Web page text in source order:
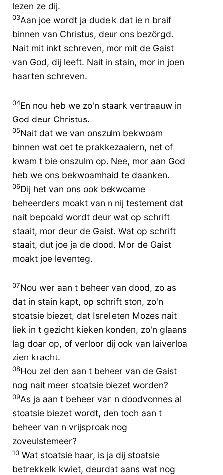
lezen ze dij.
03Aan joe wordt ja dudelk dat ie n braif
binnen van Christus, deur ons bezörgd.
Nait mit inkt schreven, mor mit de Gaist
van God, dij leeft. Nait in stain, mor in joen
haarten schreven.
04En nou heb we zo'n staark vertraauw in
God deur Christus.
05Nait dat we van onszulm bekwoam
binnen wat oet te prakkezaaiern, net of
kwam t bie onszulm op. Nee, mor aan God
heb we ons bekwoamhaid te daanken.
06Dij het van ons ook bekwoame
beheerders moakt van n nij testement dat
nait bepoald wordt deur wat op schrift
staait, mor deur de Gaist. Wat op schrift
staait, dut joe ja de dood. Mor de Gaist
moakt joe leventeg.
07Nou wer aan t beheer van dood, zo as
dat in stain kapt, op schrift ston, zo'n
stoatsie biezet, dat Isrelieten Mozes nait
liek in t gezicht kieken konden, zo'n glaans
lag doar op, of verloor dij ook van laiverloa
zien kracht.
08Hou zel den aan t beheer van de Gaist
nog nait meer stoatsie biezet worden?
09As ja aan t beheer van n doodvonnes al
stoatsie biezet wordt, den toch aan t
beheer van n vrijsproak nog
zoveulstemeer?
10 Wat stoatsie haar, is ja dij stoatsie
betrekkelk kwiet, deurdat aans wat nog